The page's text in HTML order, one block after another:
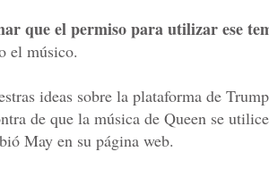
que el permiso para utilizar ese
el músico.
ideas sobre la plataforma de
de que la música de Queen se
May en su página web.